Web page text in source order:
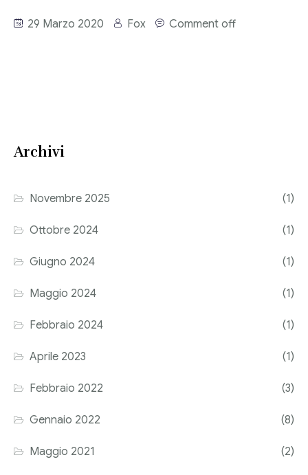
Revisione legale
Riviste
29 Marzo 2020 Fox Comment off
Archivi
Novembre 2025 (1)
Ottobre 2024 (1)
Giugno 2024 (1)
Maggio 2024 (1)
Febbraio 2024 (1)
Aprile 2023 (1)
Febbraio 2022 (3)
Gennaio 2022 (8)
Maggio 2021 (2)